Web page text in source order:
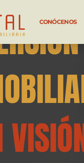
CONÓCENOS